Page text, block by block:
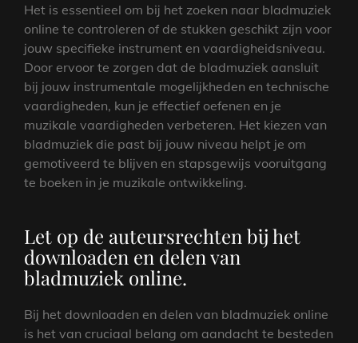
Het is essentieel om bij het zoeken naar bladmuziek
online te controleren of de stukken geschikt zijn voor
jouw specifieke instrument en vaardigheidsniveau.
Door ervoor te zorgen dat de bladmuziek aansluit
bij jouw instrumentale mogelijkheden en technische
vaardigheden, kun je effectief oefenen en je
muzikale vaardigheden verbeteren. Het kiezen van
bladmuziek die past bij jouw niveau helpt je om
gemotiveerd te blijven en stapsgewijs vooruitgang
te boeken in je muzikale ontwikkeling.
Let op de auteursrechten bij het
downloaden en delen van
bladmuziek online.
Bij het downloaden en delen van bladmuziek online
is het van cruciaal belang om aandacht te besteden